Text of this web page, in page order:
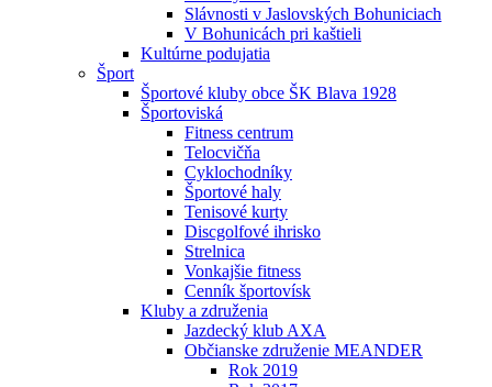
Slávnosti v Jaslovských Bohuniciach
V Bohunicách pri kaštieli
Kultúrne podujatia
Šport
Športové kluby obce ŠK Blava 1928
Športoviská
Fitness centrum
Telocvičňa
Cyklochodníky
Športové haly
Tenisové kurty
Discgolfové ihrisko
Strelnica
Vonkajšie fitness
Cenník športovísk
Kluby a združenia
Jazdecký klub AXA
Občianske združenie MEANDER
Rok 2019